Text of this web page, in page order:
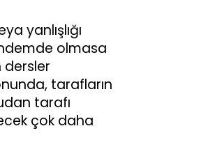
yanlışlığı
olmasa
dersler
tarafların
tarafı
çok daha